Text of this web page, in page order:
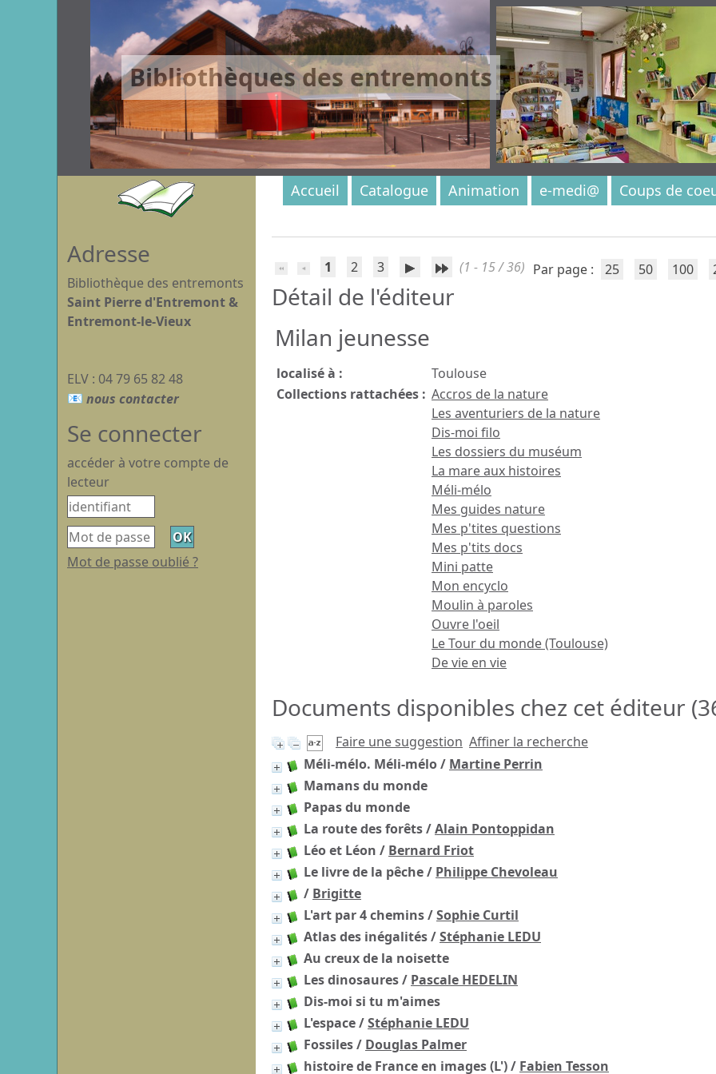
Bibliothèques des entremonts
1 2 3 (1 - 15 / 36) Par page : 25 50 100
Détail de l'éditeur
Milan jeunesse
localisé à :
Toulouse
Collections rattachées : Accros de la nature
Les aventuriers de la nature
Dis-moi filo
Les dossiers du muséum
La mare aux histoires
Méli-mélo
Mes guides nature
Mes p'tites questions
Mes p'tits docs
Mini patte
Mon encyclo
Moulin à paroles
Ouvre l'oeil
Le Tour du monde (Toulouse)
De vie en vie
Documents disponibles chez cet éditeur (
Faire une suggestion Affiner la recherche
Méli-mélo. Méli-mélo/ Martine Perrin
Mamans du monde
Papas du monde
La route des forêts/Alain Pontoppidan
Léo et Léon / Bernard Friot
Le livre de la pêche/ Philippe Chevoleau
/ Brigitte
L'art par 4 chemins/Sophie Curtil
Atlas des inégalités/Stéphanie LEDU
Au creux de la noisette
Les dinosaures/ Pascale HEDELIN
Dis-moi si tu m'aimes
L'espace/Stéphanie LEDU
Fossiles/ Douglas Palmer
histoire de France en images (L')/ Fabien Tesson
Accueil Catalogue Animation e-medi@ Coups de
Adresse
Bibliothèque des entremonts
Saint Pierre d'Entremont &
Entremont-le-Vieux
ELV : 04 79 65 82 48
Se connecter
accéder à votre compte de
lecteur
Mot de passe oublié ?